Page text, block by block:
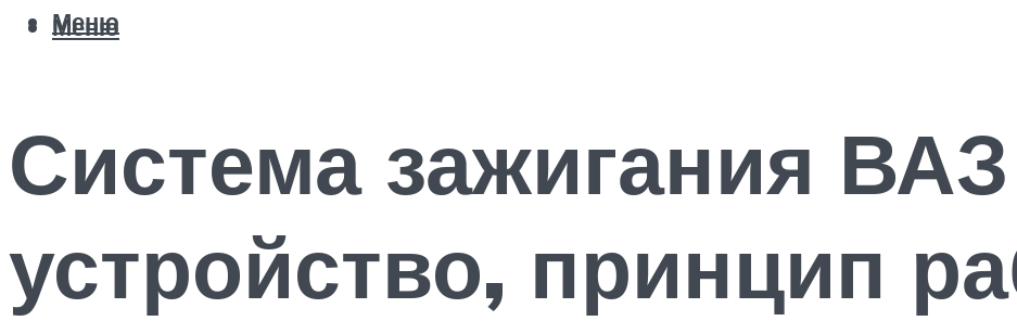
Меню
Меню
Система зажигания
устройство, принцип